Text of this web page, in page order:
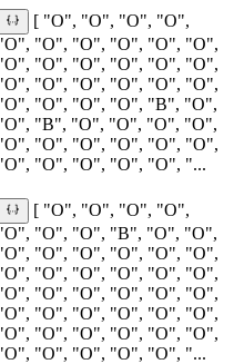
[ "O", "O", "O", "O",
"O", "O", "O", "O", "O",
"O", "O", "O", "O", "O",
"O", "O", "O", "O", "O",
"O", "O", "O", "B", "O",
"B", "O", "O", "O", "O",
"O", "O", "O", "O", "O",
"O", "O", "O", "O", "...
[ "O", "O", "O", "O",
"O", "O", "B", "O", "O",
"O", "O", "O", "O", "O",
"O", "O", "O", "O", "O",
"O", "O", "O", "O", "O",
"O", "O", "O", "O", "O",
"O", "O", "O", "O", "O",
"O", "O", "O", "O", "...